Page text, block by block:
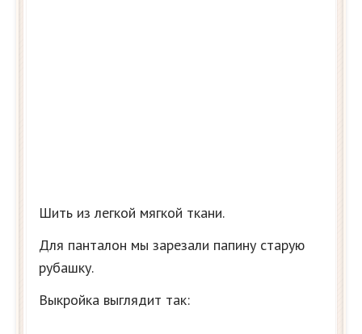
Шить из легкой мягкой ткани.
Для панталон мы зарезали папину старую
рубашку.
Выкройка выглядит так: